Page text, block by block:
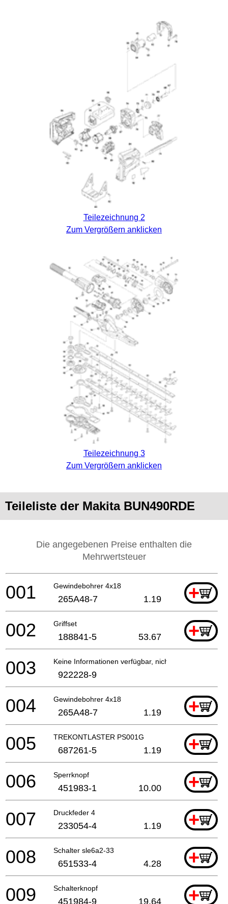
Teilezeichnung 2
Zum Vergrößern anklicken
Teilezeichnung 3
Zum Vergrößern anklicken
Teileliste der Makita BUN490RDE
Die angegebenen Preise enthalten die
Mehrwertsteuer
Gewindebohrer 4x18 +
001 265A48-7 1.19
Griffset +
002 188841-5 53.67
Keine Informationen verfügbar, nicht bestellbar
003 922228-9
Gewindebohrer 4x18 +
004 265A48-7 1.19
TREKONTLASTER PS001G +
005 687261-5 1.19
Sperrknopf +
006 451983-1 10.00
Druckfeder 4 +
007 233054-4 1.19
Schalter sle6a2-33 +
008 651533-4 4.28
Schalterknopf +
009 451984-9 19.64